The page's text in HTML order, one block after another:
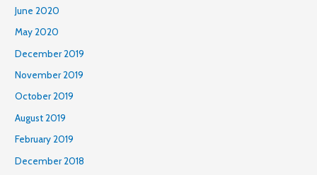
:June 2020
May 2020
December 2019
November 2019
October 2019
August 2019
February 2019
December 2018